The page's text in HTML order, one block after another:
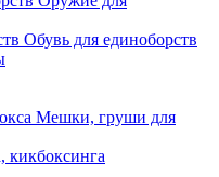
Обувь для единоборств
Мешки, груши для
кикбоксинга